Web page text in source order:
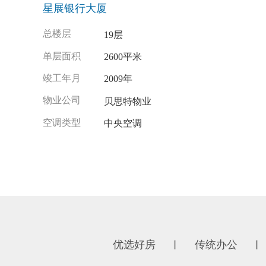
星展银行大厦
总楼层 19层
单层面积 2600平米
竣工年月 2009年
物业公司 贝思特物业
空调类型 中央空调
优选好房 传统办公